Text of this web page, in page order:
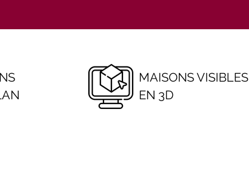
MAISONS VISIBLES
EN 3D